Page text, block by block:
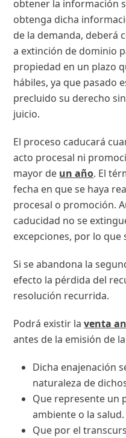
obtener la información
obtenga dicha
de la demanda, deberá
a extinción de dominio
propiedad en un plazo
hábiles, ya que pasado
precluido su derecho
juicio.
El proceso caducará
acto procesal ni
mayor de un año. El
fecha en que se haya
procesal o promoción.
caducidad no se
excepciones, por lo
Si se abandona la
efecto la pérdida del
resolución recurrida.
Podrá existir laventa
antes de la emisión de
Dicha enajenación
naturaleza de
Que represente un
ambiente o la salud.
Que por el